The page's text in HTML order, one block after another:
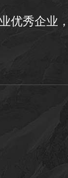
优秀企业